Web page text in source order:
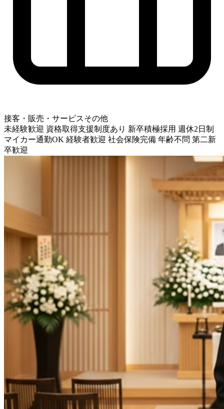
接客・販売・サービスその他
未経験歓迎 資格取得支援制度あり 新卒積極採用 週休2日制
マイカー通勤OK 経験者歓迎 社会保険完備 年齢不問 第二新
卒歓迎